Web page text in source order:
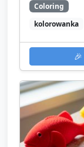
Coloring
kolorowanka
🎉